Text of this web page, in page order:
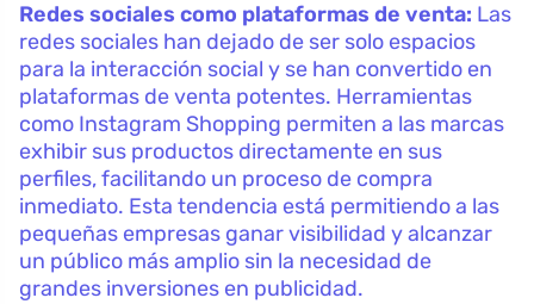
Redes sociales como plataformas de venta: Las
redes sociales han dejado de ser solo espacios
para la interacción social y se han convertido en
plataformas de venta potentes. Herramientas
como Instagram Shopping permiten a las marcas
exhibir sus productos directamente en sus
perfiles, facilitando un proceso de compra
inmediato. Esta tendencia está permitiendo a las
pequeñas empresas ganar visibilidad y alcanzar
un público más amplio sin la necesidad de
grandes inversiones en publicidad.